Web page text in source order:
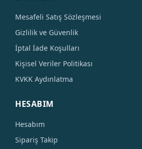
Mesafeli Satış Sözleşmesi
Gizlilik ve Güvenlik
İptal İade Koşulları
Kişisel Veriler Politikası
KVKK Aydınlatma
HESABIM
Hesabım
Sipariş Takip